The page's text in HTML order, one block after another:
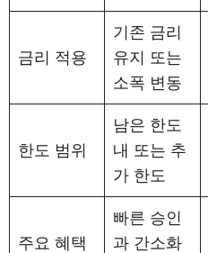
금리 적용
기존 금리
유지 또는
소폭 변동
한도 범위
남은 한도
내 또는 추
가 한도
주요 혜택
빠른 승인
과 간소화